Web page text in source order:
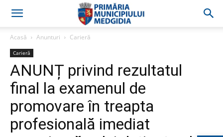
Acasă Anunturi Carieră
Carieră
ANUNȚ privind rezultatul
final la examenul de
promovare în treapta
profesională imediat